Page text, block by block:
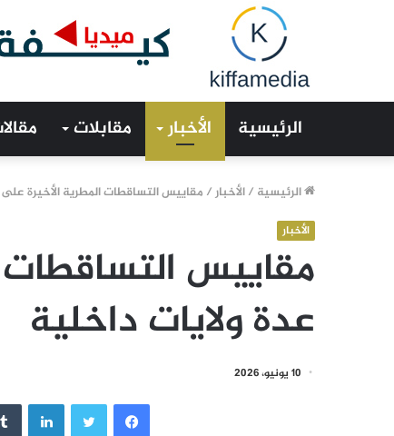
الرئيسية الأخبار مقابلات
الرئيسية /الأخبار/ مقاييس التساقطات المطرية الأخيرة
الأخبار
مقاييس التساقطات
عدة ولايات داخلية
10 يونيو، 2026
فيسبوك لينكدإن